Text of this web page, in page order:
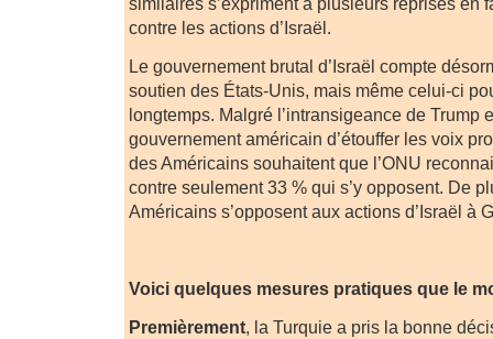
contre les actions d’Israël.
Le gouvernement brutal d’Israël compte
soutien des États-Unis, mais même celui-ci
longtemps. Malgré l’intransigeance de Trump
gouvernement américain d’étouffer les voix
des Américains souhaitent que l’ONU
contre seulement 33 % qui s’y opposent. De
Américains s’opposent aux actions d’Israël à
Voici quelques mesures pratiques que le
Premièrement , la Turquie a pris la bonne